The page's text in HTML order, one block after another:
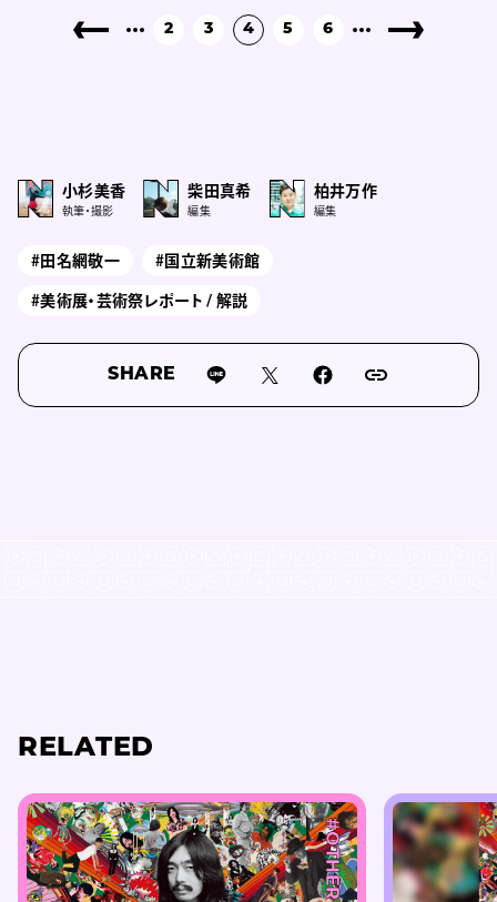
2 3 4 5 6
小杉美香
執筆・撮影
柴田真希
編集
柏井万作
編集
#田名網敬一 #国立新美術館
#美術展・芸術祭レポート / 解説
SHARE
RELATED
#OTHER